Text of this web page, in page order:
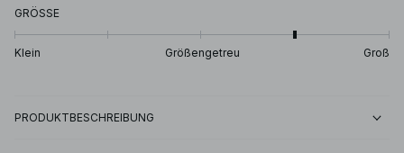
GRÖSSE
Klein Größengetreu Groß
PRODUKTBESCHREIBUNG